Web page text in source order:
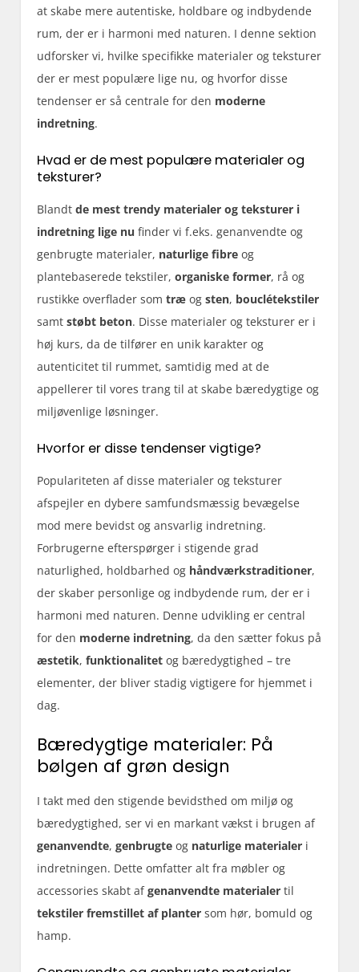
at skabe mere autentiske, holdbare og indbydende
rum, der er i harmoni med naturen. I denne sektion
udforsker vi, hvilke specifikke materialer og teksturer
der er mest populære lige nu, og hvorfor disse
tendenser er så centrale for den moderne
indretning.
Hvad er de mest populære materialer og
teksturer?
Blandtde mest trendy materialer og teksturer i
indretning lige nu finder vi f.eks. genanvendte og
genbrugte materialer, naturlige fibre og
plantebaserede tekstiler,organiske former, rå og
rustikke overflader somtræ ogsten, bouclétekstiler
samtstøbt beton. Disse materialer og teksturer er i
høj kurs, da de tilfører en unik karakter og
autenticitet til rummet, samtidig med at de
appellerer til vores trang til at skabe bæredygtige og
miljøvenlige løsninger.
Hvorfor er disse tendenser vigtige?
Populariteten af disse materialer og teksturer
afspejler en dybere samfundsmæssig bevægelse
mod mere bevidst og ansvarlig indretning.
Forbrugerne efterspørger i stigende grad
naturlighed, holdbarhed og håndværkstraditioner,
der skaber personlige og indbydende rum, der er i
harmoni med naturen. Denne udvikling er central
for den moderne indretning, da den sætter fokus på
æstetik,funktionalitet og bæredygtighed – tre
elementer, der bliver stadig vigtigere for hjemmet i
dag.
Bæredygtige materialer: På
bølgen af grøn design
I takt med den stigende bevidsthed om miljø og
bæredygtighed, ser vi en markant vækst i brugen af
genanvendte,genbrugte og naturlige materialer i
indretningen. Dette omfatter alt fra møbler og
accessories skabt afgenanvendte materialer til
tekstiler fremstillet af planter som hør, bomuld og
hamp.